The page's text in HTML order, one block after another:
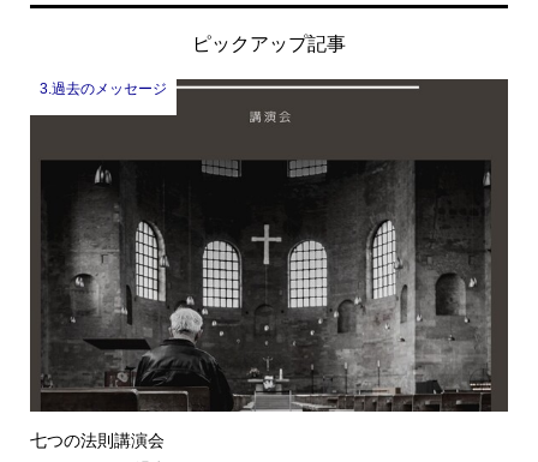
ピックアップ記事
3.過去のメッセージ
七つの法則講演会